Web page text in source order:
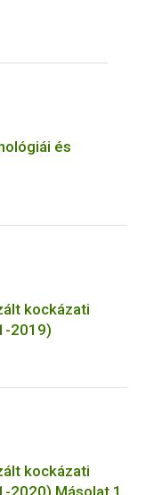
és
kockázati
2019)
kockázati